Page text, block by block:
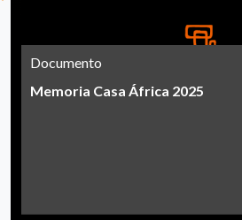
Documento
Memoria Casa África 2025